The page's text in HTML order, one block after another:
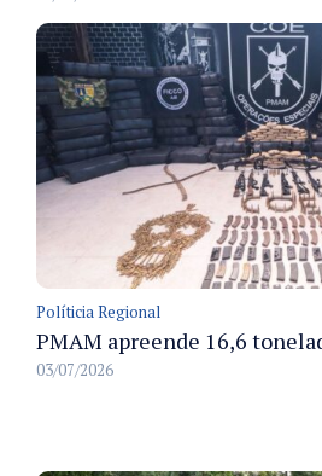
Políticia Regional
03/07/2026